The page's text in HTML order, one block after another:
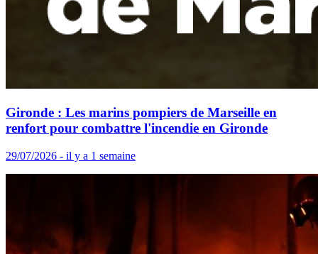
Gironde : Les marins pompiers de Marseille en
renfort pour combattre l'incendie en Gironde
29/07/2026 - il y a 1 semaine